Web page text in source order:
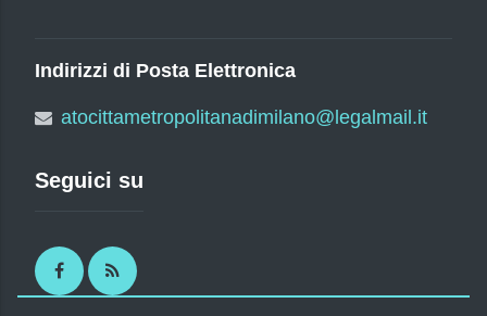
Indirizzi di Posta Elettronica
atocittametropolitanadimilano@legalmail.it
Seguici su
FacebookRSS